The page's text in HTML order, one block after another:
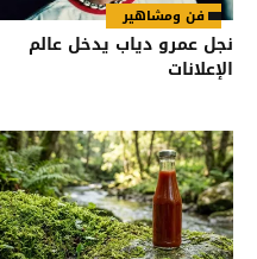
فن ومشاهير
نجل عمرو دياب يدخل عالم
الإعلانات